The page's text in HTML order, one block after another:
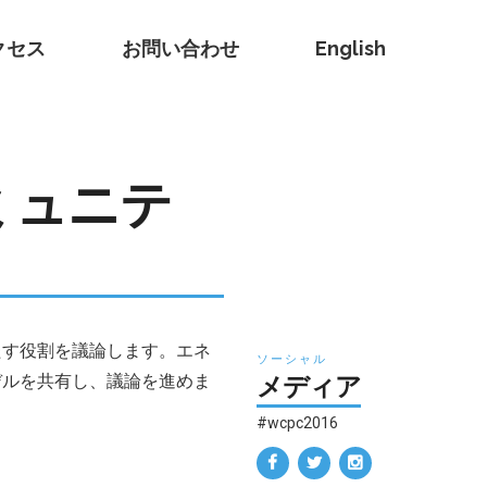
セス お問い合わせ English
ュニテ
役割を議論します。エネ
を共有し、議論を進めま
ソーシャル
メディア
#wcpc2016